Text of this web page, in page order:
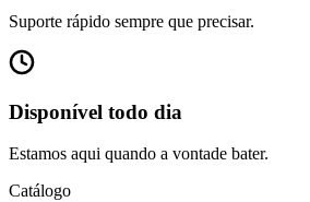
Suporte rápido sempre que precisar.
Disponível todo dia
Estamos aqui quando a vontade bater.
Catálogo